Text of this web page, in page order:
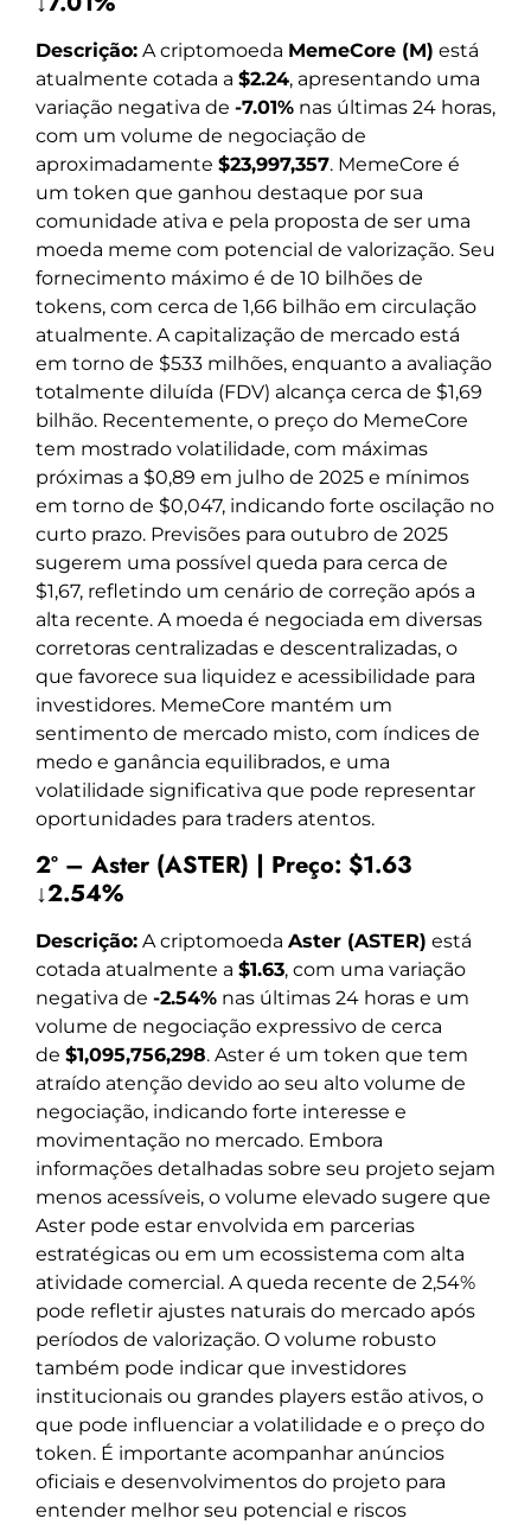
Descrição: A criptomoeda MemeCore (M) está
atualmente cotada a $2.24, apresentando uma
variação negativa de -7.01% nas últimas 24 horas,
com um volume de negociação de
aproximadamente $23,997,357. MemeCore é
um token que ganhou destaque por sua
comunidade ativa e pela proposta de ser uma
moeda meme com potencial de valorização. Seu
fornecimento máximo é de 10 bilhões de
tokens, com cerca de 1,66 bilhão em circulação
atualmente. A capitalização de mercado está
em torno de $533 milhões, enquanto a avaliação
totalmente diluída (FDV) alcança cerca de $1,69
bilhão. Recentemente, o preço do MemeCore
tem mostrado volatilidade, com máximas
próximas a $0,89 em julho de 2025 e mínimos
em torno de $0,047, indicando forte oscilação no
curto prazo. Previsões para outubro de 2025
sugerem uma possível queda para cerca de
$1,67, refletindo um cenário de correção após a
alta recente. A moeda é negociada em diversas
corretoras centralizadas e descentralizadas, o
que favorece sua liquidez e acessibilidade para
investidores. MemeCore mantém um
sentimento de mercado misto, com índices de
medo e ganância equilibrados, e uma
volatilidade significativa que pode representar
oportunidades para traders atentos.
2º – Aster (ASTER) | Preço: $1.63
↓2.54%
Descrição: A criptomoeda Aster (ASTER) está
cotada atualmente a $1.63, com uma variação
negativa de -2.54% nas últimas 24 horas e um
volume de negociação expressivo de cerca
de $1,095,756,298. Aster é um token que tem
atraído atenção devido ao seu alto volume de
negociação, indicando forte interesse e
movimentação no mercado. Embora
informações detalhadas sobre seu projeto sejam
menos acessíveis, o volume elevado sugere que
Aster pode estar envolvida em parcerias
estratégicas ou em um ecossistema com alta
atividade comercial. A queda recente de 2,54%
pode refletir ajustes naturais do mercado após
períodos de valorização. O volume robusto
também pode indicar que investidores
institucionais ou grandes players estão ativos, o
que pode influenciar a volatilidade e o preço do
token. É importante acompanhar anúncios
oficiais e desenvolvimentos do projeto para
entender melhor seu potencial e riscos